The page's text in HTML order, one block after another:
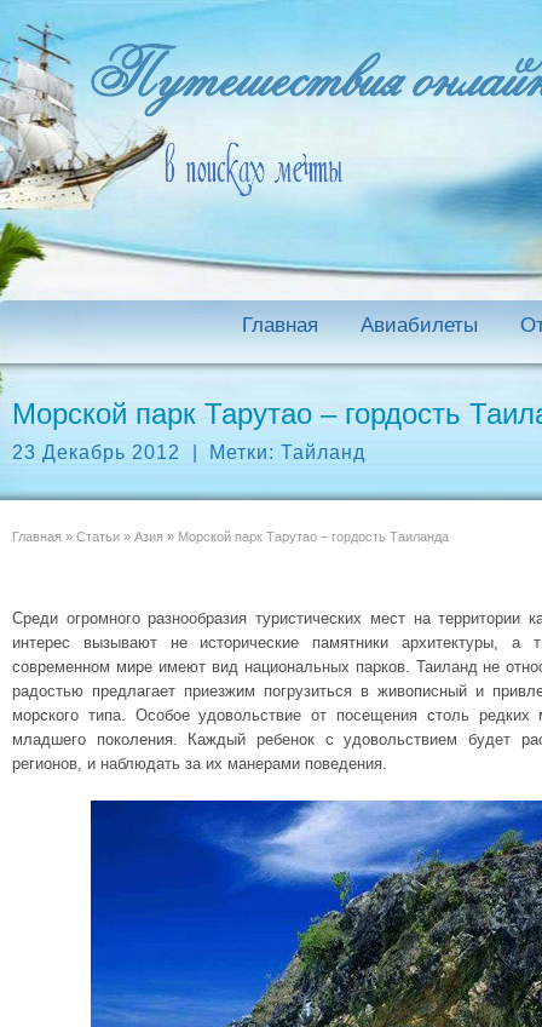
Главная Авиабилеты
Морской парк Тарутао – гордость
23 Декабрь 2012 Метки:Тайланд
Главная » Статьи » Азия » Морской парк Тарутао – гордость Таиланда
Среди огромного разнообразия туристических мест на
интерес вызывают не исторические памятники архитектуры, а
современном мире имеют вид национальных парков. Таиланд не
радостью предлагает приезжим погрузиться в живописный и
морского типа. Особое удовольствие от посещения столь редких
младшего поколения. Каждый ребенок с удовольствием будет
регионов, и наблюдать за их манерами поведения.